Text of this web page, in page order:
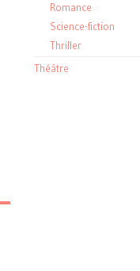
Romance
Science-fiction
Thriller
Théâtre